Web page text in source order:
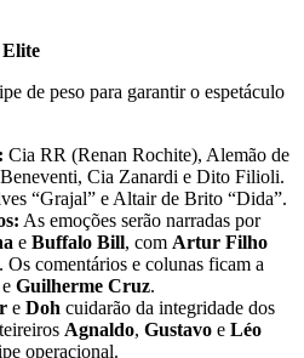
de peso para garantir o espetáculo
Cia RR (Renan Rochite), Alemão de
Cia Zanardi e Dito Filioli.
“Grajal” e Altair de Brito “Dida”.
As emoções serão narradas por
e Buffalo Bill, com Artur Filho
comentários e colunas ficam a
e Guilherme Cruz.
e Doh cuidarão da integridade dos
Agnaldo, Gustavo e Léo
operacional.